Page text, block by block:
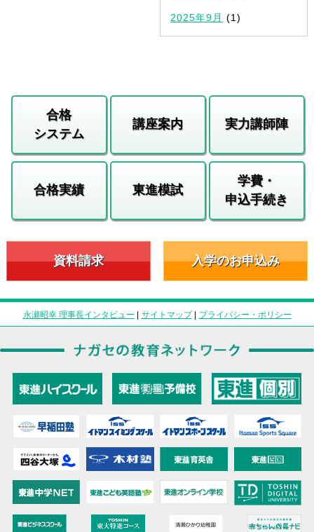
2025年9月 (1)
合格
システム
講座案内 実力講師陣
合格実績 東進模試
学費・
申込手続き
資料請求 入学のお申込み
永瀬昭幸 理事長インタビュー | サイトマップ| プライバシー・ポリシー